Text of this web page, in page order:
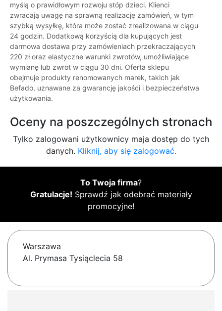
myślą o prawidłowym rozwoju stóp dzieci. Klienci
zwracają uwagę na sprawną realizację zamówień, w tym
szybką wysyłkę, która może zostać zrealizowana w ciągu
24 godzin. Dodatkową korzyścią dla kupujących jest
darmowa dostawa przy zamówieniach przekraczających
220 zł oraz elastyczne warunki zwrotów, umożliwiające
wymianę lub zwrot w ciągu 30 dni. Oferta sklepu
obejmuje produkty renomowanych marek, takich jak
Befado, uznawane za gwarancję jakości i bezpieczeństwa
użytkowania.
Oceny na poszczególnych stronach
Tylko zalogowani użytkownicy maja dostęp do tych
danych. Kliknij, aby się zalogować.
To Twoja firma?
Gratulacje! Sprawdź jak odebrać materiały
promocyjne!
Warszawa
Al. Prymasa Tysiąclecia 58